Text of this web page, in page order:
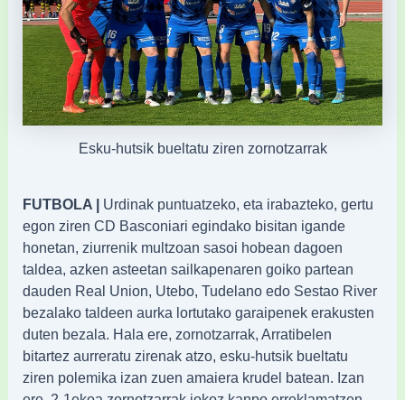
Esku-hutsik bueltatu ziren zornotzarrak
FUTBOLA | Urdinak puntuatzeko, eta irabazteko, gertu
egon ziren CD Basconiari egindako bisitan igande
honetan, ziurrenik multzoan sasoi hobean dagoen
taldea, azken asteetan sailkapenaren goiko partean
dauden Real Union, Utebo, Tudelano edo Sestao River
bezalako taldeen aurka lortutako garaipenek erakusten
duten bezala. Hala ere, zornotzarrak, Arratibelen
bitartez aurreratu zirenak atzo, esku-hutsik bueltatu
ziren polemika izan zuen amaiera krudel batean. Izan